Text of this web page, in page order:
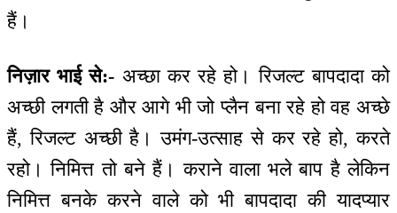
हैं।
निज़ार भाई से:- अच्छा कर रहे हो। रिजल्ट बापदादा को
अच्छी लगती है और आगे भी जो प्लैन बना रहे हो वह अच्छे
हैं, रिजल्ट अच्छी है। उमंग-उत्साह से कर रहे हो, करते
रहो। निमित्त तो बने हैं। कराने वाला भले बाप है लेकिन
निमित्त बनके करने वाले को भी बापदादा की यादप्यार